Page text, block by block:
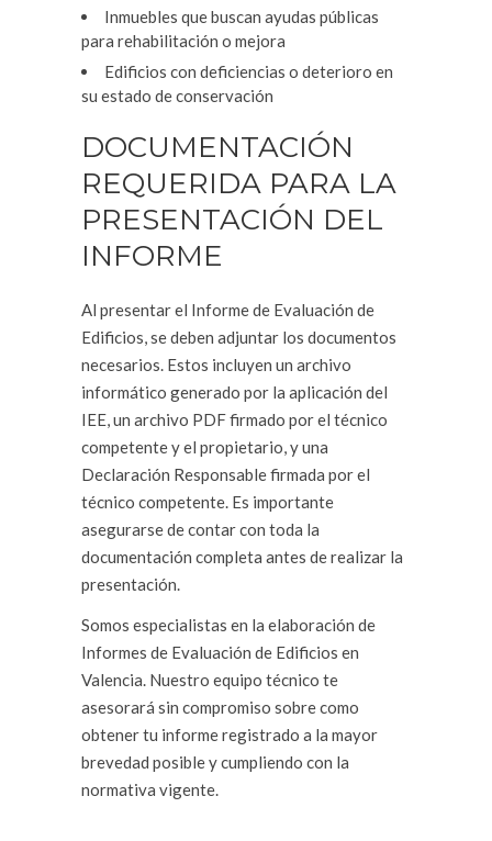
Inmuebles que buscan ayudas públicas
para rehabilitación o mejora
Edificios con deficiencias o deterioro en
su estado de conservación
DOCUMENTACIÓN
REQUERIDA PARA LA
PRESENTACIÓN DEL
INFORME
Al presentar el Informe de Evaluación de
Edificios, se deben adjuntar los documentos
necesarios. Estos incluyen un archivo
informático generado por la aplicación del
IEE, un archivo PDF firmado por el técnico
competente y el propietario, y una
Declaración Responsable firmada por el
técnico competente. Es importante
asegurarse de contar con toda la
documentación completa antes de realizar la
presentación.
Somos especialistas en la elaboración de
Informes de Evaluación de Edificios en
Valencia. Nuestro equipo técnico te
asesorará sin compromiso sobre como
obtener tu informe registrado a la mayor
brevedad posible y cumpliendo con la
normativa vigente.